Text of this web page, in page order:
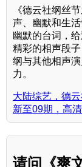
《德云社纲丝
声、幽默和生
幽默的台词，
精彩的相声段
纲与其他相声
力。
大陆综艺，德
新至09期，高
请问《爽